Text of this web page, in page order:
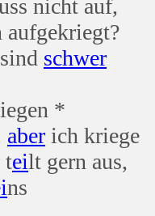
nicht auf,
aufgekriegt?
schwer
*
aber ich kriege
teilt gern aus,
ns